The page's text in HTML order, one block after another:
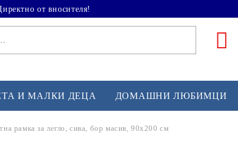
от вносителя!
И МАЛКИ ДЕЦА ДОМАШНИ ЛЮБИМЦИ
рамка за легло, сива, бор масив, 90х200 см